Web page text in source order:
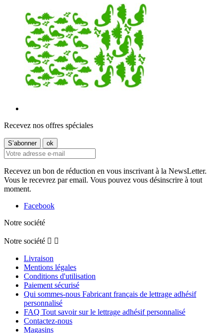
Recevez nos offres spéciales
Recevez un bon de réduction en vous inscrivant à la NewsLetter.
Vous le recevrez par email. Vous pouvez vous désinscrire à tout
moment.
Facebook
Notre société
Notre société  
Livraison
Mentions légales
Conditions d'utilisation
Paiement sécurisé
Qui sommes-nous Fabricant français de lettrage adhésif
personnalisé
FAQ Tout savoir sur le lettrage adhésif personnalisé
Contactez-nous
Magasins